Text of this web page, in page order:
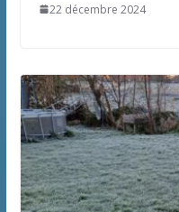
22 décembre 2024